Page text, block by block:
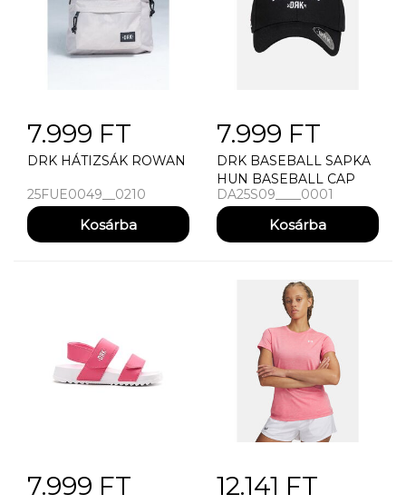
7.999 FT
DRK HÁTIZSÁK ROWAN
25FUE0049__0210
7.999 FT
DRK BASEBALL SAPKA
HUN BASEBALL CAP
DA25S09____0001
7.999 FT 12.141 FT